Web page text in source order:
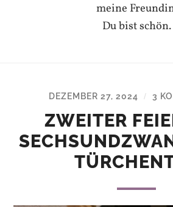
meine
Du bist schön.
DEZEMBER 27, 2024 / 3
ZWEITER